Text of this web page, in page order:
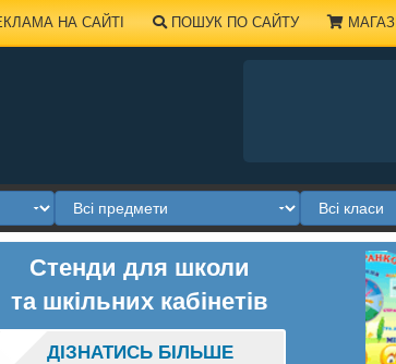
НА САЙТІ ПОШУК ПО САЙТУ
Стенди для школи
та шкільних кабінетів
ДІЗНАТИСЬ БІЛЬШЕ